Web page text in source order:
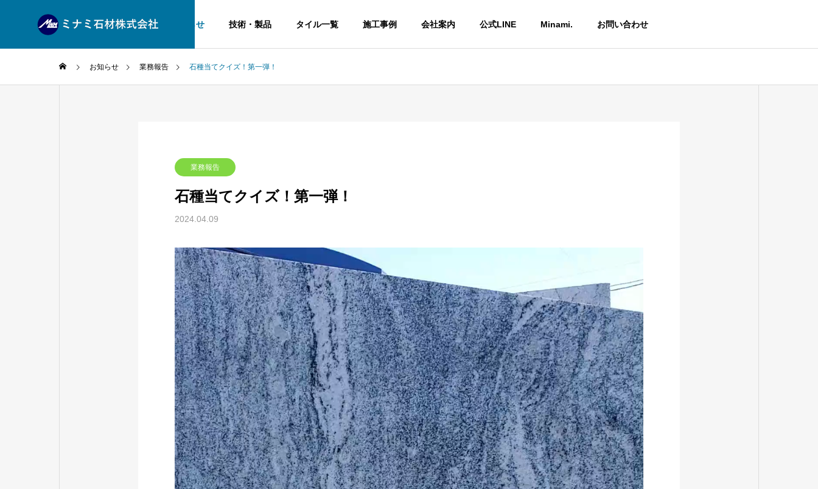
お知らせ 技術・製品 タイル一覧 施工事例 会社案内 公式LINE Minami. お問い合わせ
石種 仕上げ種類
生産工場
PRODUCTION
お知らせ 業務報告 石種当てクイズ！第一弾！
業務報告
石種当てクイズ！第一弾！
2024.04.09
動
画
プ
レ
ー
ヤ
ー